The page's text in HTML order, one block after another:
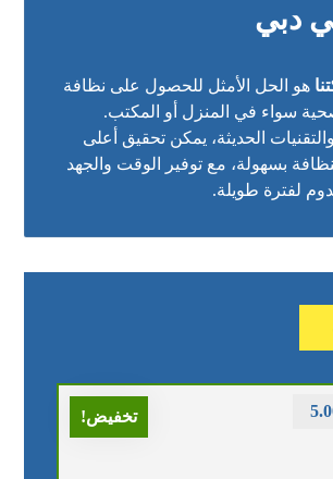
دبي
هو الحل الأمثل للحصول على نظافة
سواء في المنزل أو المكتب.
الحديثة، يمكن تحقيق أعلى
بسهولة، مع توفير الوقت والجهد
لفترة طويلة.
تخفيض!